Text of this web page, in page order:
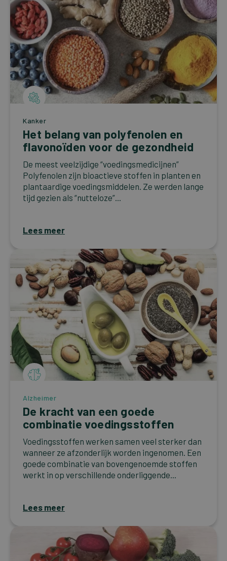
Kanker
Het belang van polyfenolen en
flavonoïden voor de gezondheid
De meest veelzijdige “voedingsmedicijnen”
Polyfenolen zijn bioactieve stoffen in planten en
plantaardige voedingsmiddelen. Ze werden lange
tijd gezien als “nutteloze”...
Lees meer
Alzheimer
De kracht van een goede
combinatie voedingsstoffen
Voedingsstoffen werken samen veel sterker dan
wanneer ze afzonderlijk worden ingenomen. Een
goede combinatie van bovengenoemde stoffen
werkt in op verschillende onderliggende...
Lees meer